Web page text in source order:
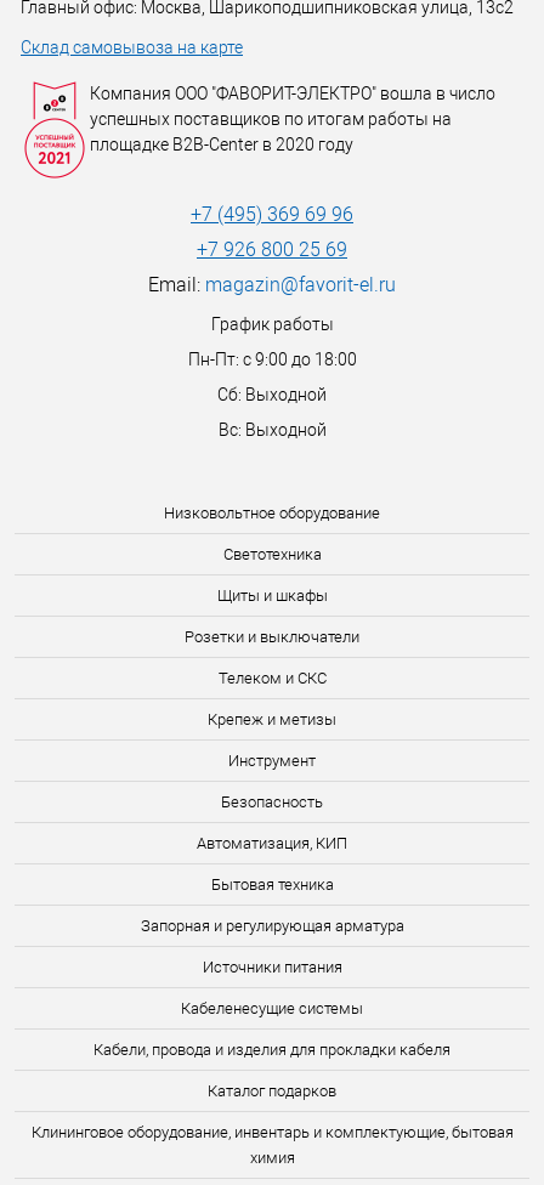
Низковольтное оборудование
Светотехника
Щиты и шкафы
Розетки и выключатели
Телеком и СКС
Крепеж и метизы
Инструмент
Безопасность
Автоматизация, КИП
Бытовая техника
Запорная и регулирующая арматура
Источники питания
Кабеленесущие системы
Кабели, провода и изделия для прокладки кабеля
Каталог подарков
Клининговое оборудование, инвентарь и комплектующие, бытовая
химия
Главный офис: Москва, Шарикоподшипниковская улица, 13с2
Склад самовывоза на карте
Компания ООО "ФАВОРИТ-ЭЛЕКТРО" вошла в число
успешных поставщиков по итогам работы на
площадке B2B-Center в 2020 году
+7 (495) 369 69 96
+7 926 800 25 69
Email: magazin@favorit-el.ru
График работы
Пн-Пт: с 9:00 до 18:00
Сб: Выходной
Вс: Выходной